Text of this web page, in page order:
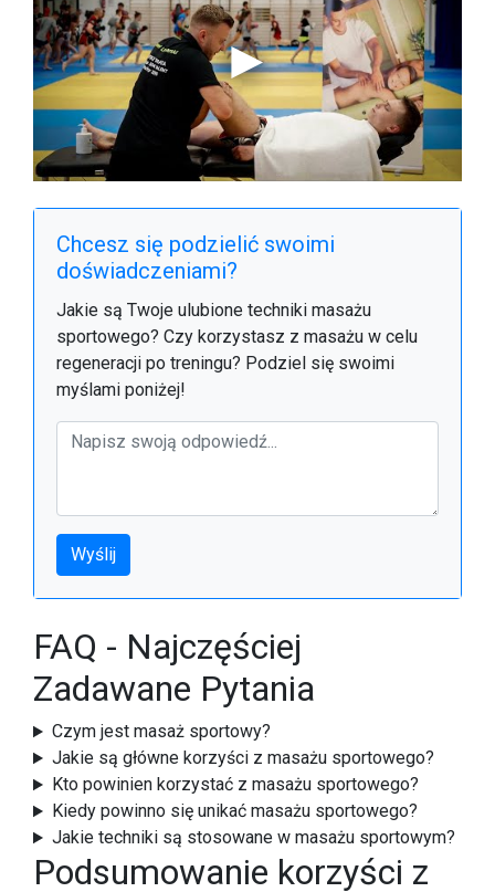
Chcesz się podzielić swoimi
doświadczeniami?
Jakie są Twoje ulubione techniki masażu
sportowego? Czy korzystasz z masażu w celu
regeneracji po treningu? Podziel się swoimi
myślami poniżej!
Wyślij
FAQ - Najczęściej
Zadawane Pytania
Czym jest masaż sportowy?
Jakie są główne korzyści z masażu sportowego?
Kto powinien korzystać z masażu sportowego?
Kiedy powinno się unikać masażu sportowego?
Jakie techniki są stosowane w masażu sportowym?
Podsumowanie korzyści z